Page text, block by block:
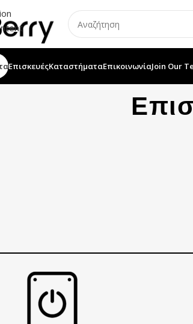
ΕπισκευέςΚαταστήματαΕπικοινωνίαJoin Our